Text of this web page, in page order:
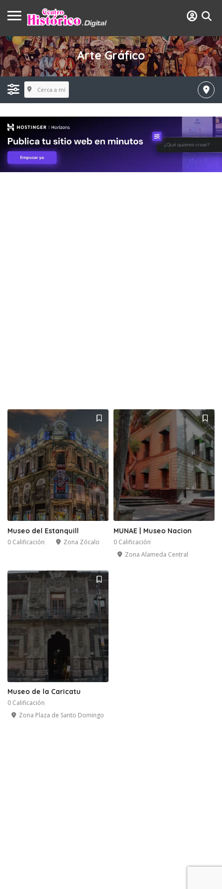
Arte Gráfico
Cerca a mí
Museo del Estanquill
0 Calificación Zona Zócalo
MUNAE | Museo Nacion
0 Calificación
Zona Alameda Central
Museo de la Caricatu
0 Calificación
Zona Plaza de Santo Domingo